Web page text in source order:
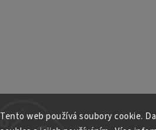
Tento web používá soubory cookie.